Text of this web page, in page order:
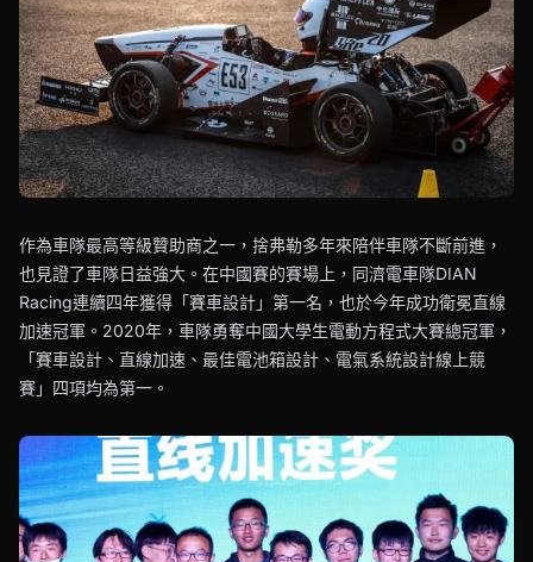
作為車隊最高等級贊助商之一，捨弗勒多年來陪伴車隊不斷前進，
也見證了車隊日益強大。在中國賽的賽場上，同濟電車隊DIAN
Racing連續四年獲得「賽車設計」第一名，也於今年成功衛冕直線
加速冠軍。2020年，車隊勇奪中國大學生電動方程式大賽總冠軍，
「賽車設計、直線加速、最佳電池箱設計、電氣系統設計線上競
賽」四項均為第一。